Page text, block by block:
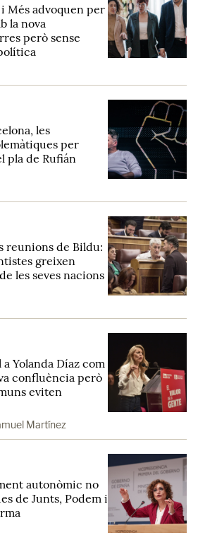
Més advoquen per
la nova
però sense
les
per
pla de Rufián
reunions de Bildu:
greixen
les seves nacions
Yolanda Díaz com
confluència però
eviten
Martínez
autonòmic no
de Junts, Podem i